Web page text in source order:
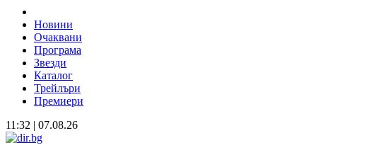
Новини
Очаквани
Програма
Звезди
Каталог
Трейлъри
Премиери
11:32 | 07.08.26